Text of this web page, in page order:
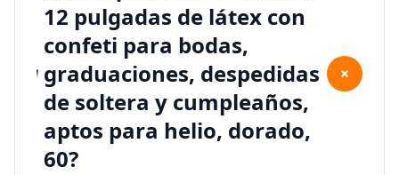
12 pulgadas de látex con
confeti para bodas,
graduaciones, despedidas
de soltera y cumpleaños,
aptos para helio, dorado,
60?
+